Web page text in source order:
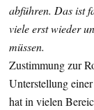
abführen. Das ist
viele erst wieder
müssen.
Zustimmung zur
Unterstellung
hat in vielen